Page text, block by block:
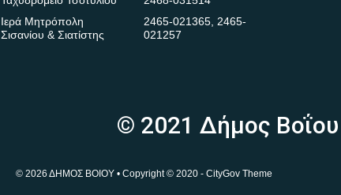
Ιερά Μητρόπολη
Σισανίου & Σιατίστης
2465-021365,2465-
021257
© 2021 Δήμος Βοΐου
© 2026 ΔΗΜΟΣ ΒΟΙΟΥ • Copyright © 2020 - CityGov Theme